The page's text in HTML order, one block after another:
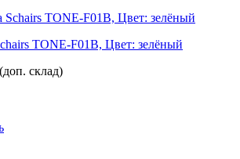
TONE-F01B, Цвет: зелёный
склад)